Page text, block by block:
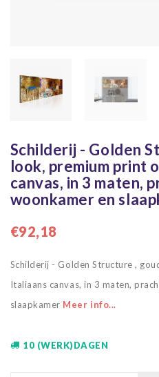
Schilderij - Golden
look, premium print
canvas, in 3 maten,
woonkamer en
€92,18
Schilderij - Golden Structure ,
Italiaans canvas, in 3 maten,
slaapkamer Meer info...
10 (WERK)DAGEN